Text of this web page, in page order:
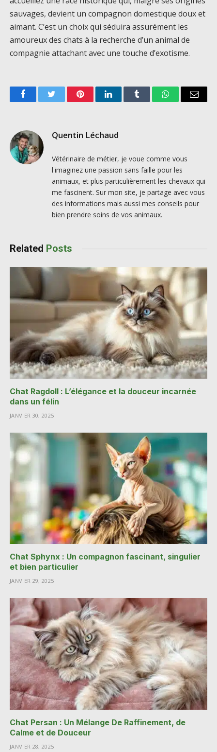
sauvages, devient un compagnon domestique doux et
aimant. C’est un choix qui séduira assurément les
amoureux des chats à la recherche d’un animal de
compagnie attachant avec une touche d’exotisme.
FacebookTwitter PinterestLinkedInTumblr WhatsAppEmail
Quentin Léchaud
Vétérinaire de métier, je voue comme vous
l'imaginez une passion sans faille pour les
animaux, et plus particulièrement les chevaux qui
me fascinent. Sur mon site, je partage avec vous
des informations mais aussi mes conseils pour
bien prendre soins de vos animaux.
Related Posts
Chat Ragdoll : L’élégance et la douceur incarnée
dans un félin
JANVIER 30, 2025
Chat Sphynx : Un compagnon fascinant, singulier
et bien particulier
JANVIER 29, 2025
Chat Persan : Un Mélange De Raffinement, de
Calme et de Douceur
JANVIER 28, 2025